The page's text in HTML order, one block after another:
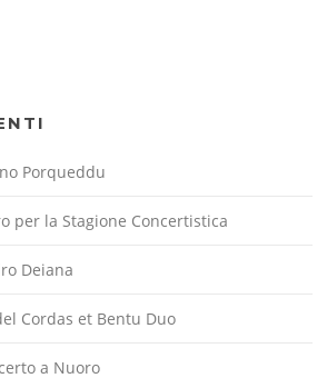
Porqueddu
per la Stagione Concertistica
Deiana
Cordas et Bentu Duo
a Nuoro